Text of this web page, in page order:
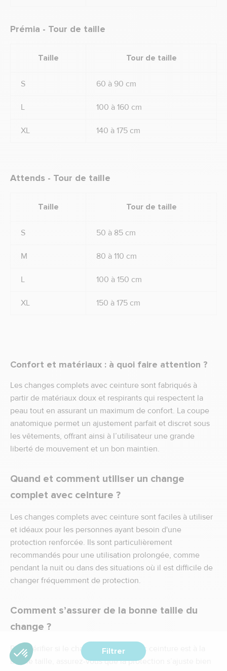
Filtrer
Prémia - Tour de taille
Taille Tour de taille
S 60 à 90 cm
L 100 à 160 cm
XL 140 à 175 cm
Attends - Tour de taille
Taille Tour de taille
S 50 à 85 cm
M 80 à 110 cm
L 100 à 150 cm
XL 150 à 175 cm
Confort et matériaux : à quoi faire attention ?
Les changes complets avec ceinture sont fabriqués à
partir de matériaux doux et respirants qui respectent la
peau tout en assurant un maximum de confort. La coupe
anatomique permet un ajustement parfait et discret sous
les vêtements, offrant ainsi à l’utilisateur une grande
liberté de mouvement et un bon maintien.
Quand et comment utiliser un change
complet avec ceinture ?
Les changes complets avec ceinture sont faciles à utiliser
et idéaux pour les personnes ayant besoin d'une
protection renforcée. Ils sont particulièrement
recommandés pour une utilisation prolongée, comme
pendant la nuit ou dans des situations où il est difficile de
changer fréquemment de protection.
Comment s’assurer de la bonne taille du
change ?
Pour vérifier si le change complet avec ceinture est à la
bonne taille, assurez-vous que la protection s’ajuste bien